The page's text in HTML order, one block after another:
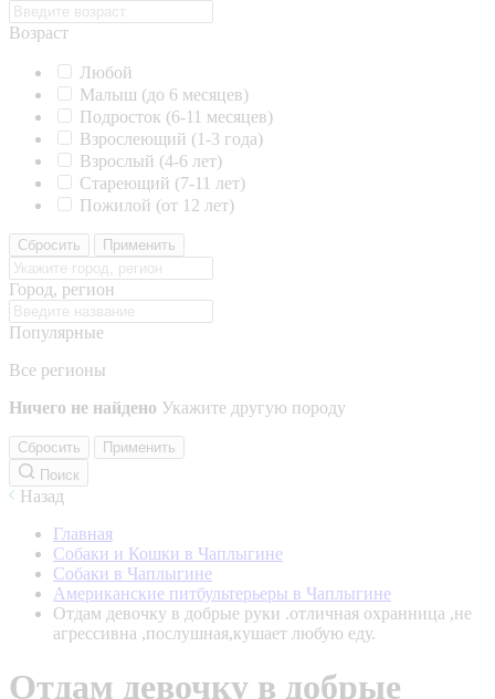
Возраст
Любой
Малыш (до 6 месяцев)
Подросток (6-11 месяцев)
Взрослеющий (1-3 года)
Взрослый (4-6 лет)
Стареющий (7-11 лет)
Пожилой (от 12 лет)
Сбросить Применить
Город, регион
Популярные
Все регионы
Ничего не найдено Укажите другую породу
Сбросить
Применить
Поиск
Назад
Главная
Собаки и Кошки в Чаплыгине
Собаки в Чаплыгине
Американские питбультерьеры в Чаплыгине
Отдам девочку в добрые руки .отличная охранница ,не
агрессивна ,послушная,кушает любую еду.
Отдам девочку в добрые